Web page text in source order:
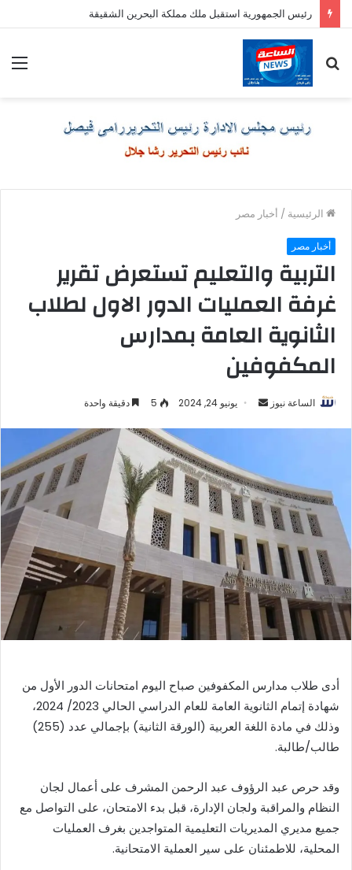
رئيس الجمهورية استقبل ملك مملكة البحرين الشقيقة
عن
الرئيسية / أخبار مصر
أخبار مصر
التربية والتعليم تستعرض تقرير
غرفة العمليات الدور الاول لطلاب
الثانوية العامة بمدارس
المكفوفين
الساعة نيوز
أرسل يونيو 24, 2024 5 دقيقة واحدة
أدى طلاب مدارس المكفوفين صباح اليوم امتحانات الدور الأول من
شهادة إتمام الثانوية العامة للعام الدراسي الحالي 2023/ 2024،
وذلك في مادة اللغة العربية (الورقة الثانية) بإجمالي عدد (255)
طالب/طالبة.
وقد حرص عبد الرؤوف عبد الرحمن المشرف على أعمال لجان
النظام والمراقبة ولجان الإدارة، قبل بدء الامتحان، على التواصل مع
جميع مديري المديريات التعليمية المتواجدين بغرف العمليات
المحلية، للاطمئنان على سير العملية الامتحانية.